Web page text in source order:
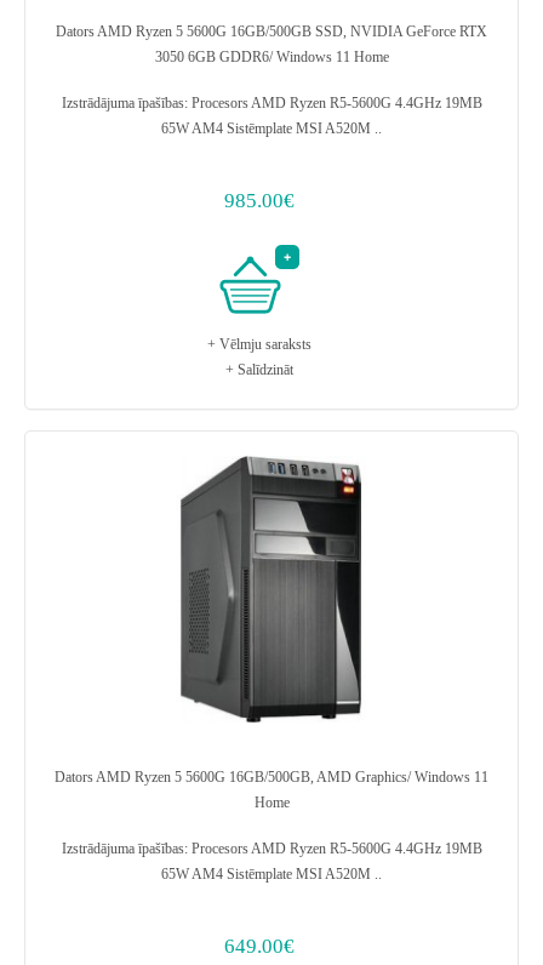
Dators AMD Ryzen 5 5600G 16GB/500GB SSD, NVIDIA GeForce RTX
3050 6GB GDDR6/ Windows 11 Home
Izstrādājuma īpašības: Procesors AMD Ryzen R5-5600G 4.4GHz 19MB
65W AM4 Sistēmplate MSI A520M ..
985.00€
+ Vēlmju saraksts
+ Salīdzināt
Dators AMD Ryzen 5 5600G 16GB/500GB, AMD Graphics/ Windows 11
Home
Izstrādājuma īpašības: Procesors AMD Ryzen R5-5600G 4.4GHz 19MB
65W AM4 Sistēmplate MSI A520M ..
649.00€